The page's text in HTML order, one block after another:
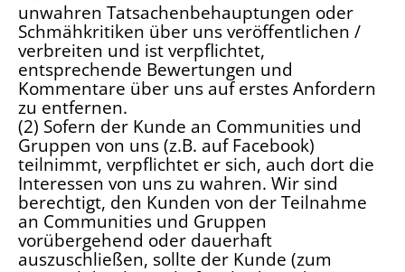
unwahren Tatsachenbehauptungen oder
Schmähkritiken über uns veröffentlichen /
verbreiten und ist verpflichtet,
entsprechende Bewertungen und
Kommentare über uns auf erstes Anfordern
zu entfernen.
(2) Sofern der Kunde an Communities und
Gruppen von uns (z.B. auf Facebook)
teilnimmt, verpflichtet er sich, auch dort die
Interessen von uns zu wahren. Wir sind
berechtigt, den Kunden von der Teilnahme
an Communities und Gruppen
vorübergehend oder dauerhaft
auszuschließen, sollte der Kunde (zum